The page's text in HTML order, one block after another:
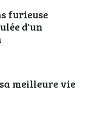
furieuse
d'un
meilleure vie